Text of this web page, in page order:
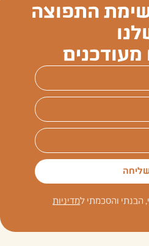
התפוצה
והסכמתי למדיניות